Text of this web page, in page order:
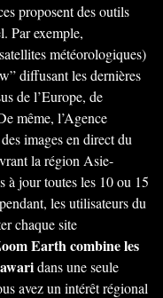
proposent des outils
Par exemple,
météorologiques)
diffusant les dernières
de l’Europe, de
même, l’Agence
images en direct du
la région Asie-
à jour toutes les 10 ou 15
les utilisateurs du
chaque site
Earth combine les
dans une seule
avez un intérêt régional